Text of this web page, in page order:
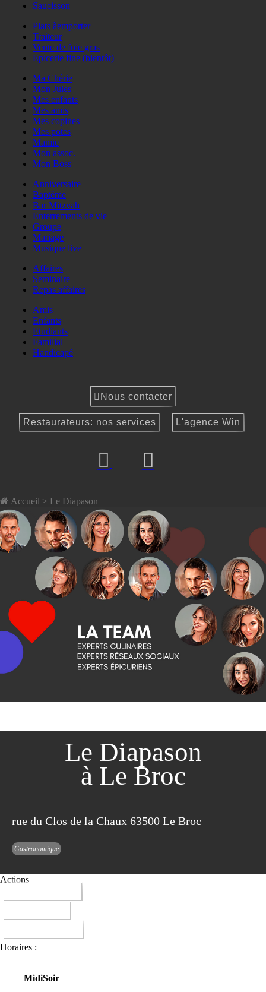
Saucisson
Plats àemporter
Traiteur
Vente de foie gras
Epicerie fine (bientôt)
Ma Chérie
Mon Jules
Mes enfants
Mes amis
Mes copines
Mes potes
Mamie
Mon assoc.
Mon Boss
Anniversaire
Baptême
Bar Mitzvah
Enterrements de vie
Groupe
Mariage
Musique live
Affaires
Seminaire
Repas affaires
Amis
Enfants
Etudiants
Familial
Handicapé
Nous contacter
Restaurateurs: nos services L'agence Win
Accueil > Le Diapason
Le Diapason
à Le Broc
rue du Clos de la Chaux 63500 Le Broc
Gastronomique
Actions
Horaires :
MidiSoir